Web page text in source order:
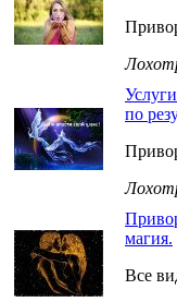
по
магия.
Все